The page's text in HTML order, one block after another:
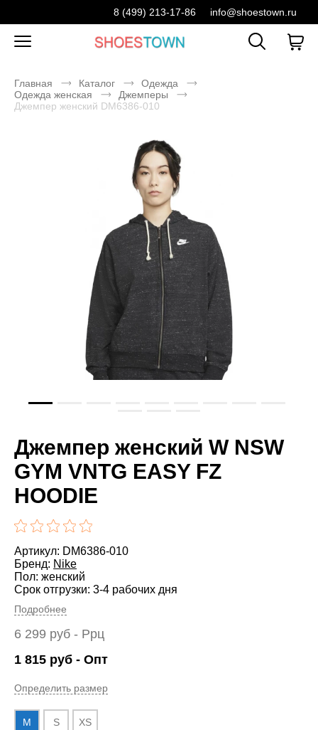
8 (499) 213-17-86 info@shoestown.ru
Главная Каталог
Одежда
Одежда женская
Джемперы
Джемпер женский DM6386-010
Джемпер женский W NSW
GYM VNTG EASY FZ
HOODIE
Артикул: DM6386-010
Бренд: Nike
Пол: женский
Срок отгрузки: 3-4 рабочих дня
Подробнее
6 299 руб - Ррц
1 815 руб - Опт
Определить размер
M S XS